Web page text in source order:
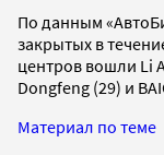
По данным
закрытых в
центров вошли Li
Dongfeng (29) и
Материал по теме